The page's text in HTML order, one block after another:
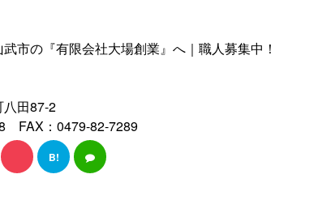
市の『有限会社大場創業』へ｜職人募集中！
田87-2
FAX：0479-82-7289
B!